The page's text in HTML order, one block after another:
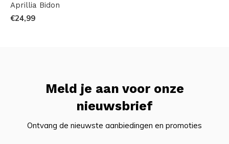
Aprillia Bidon
€24,99
Meld je aan voor onze
nieuwsbrief
Ontvang de nieuwste aanbiedingen en promoties